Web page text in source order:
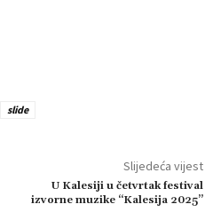
slide
Slijedeća vijest
U Kalesiji u četvrtak festival
izvorne muzike “Kalesija 2025”